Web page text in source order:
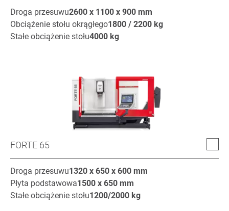
Droga przesuwu2600 x 1100 x 900 mm
Obciążenie stołu okrągłego1800 / 2200 kg
Stałe obciążenie stołu4000 kg
FORTE 65
Droga przesuwu1320 x 650 x 600 mm
Płyta podstawowa1500 x 650 mm
Stałe obciążenie stołu1200/2000 kg